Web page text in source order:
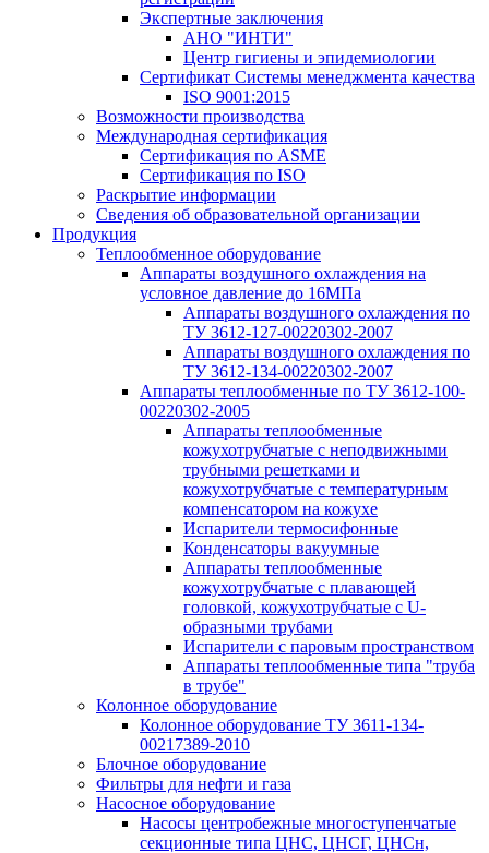
Экспертные заключения
АНО "ИНТИ"
Центр гигиены и эпидемиологии
Сертификат Системы менеджмента качества
ISO 9001:2015
Возможности производства
Международная сертификация
Сертификация по ASME
Сертификация по ISO
Раскрытие информации
Сведения об образовательной организации
Продукция
Теплообменное оборудование
Аппараты воздушного охлаждения на
условное давление до 16МПа
Аппараты воздушного охлаждения по
ТУ 3612-127-00220302-2007
Аппараты воздушного охлаждения по
ТУ 3612-134-00220302-2007
Аппараты теплообменные по ТУ 3612-100-
00220302-2005
Аппараты теплообменные
кожухотрубчатые с неподвижными
трубными решетками и
кожухотрубчатые с температурным
компенсатором на кожухе
Испарители термосифонные
Конденсаторы вакуумные
Аппараты теплообменные
кожухотрубчатые с плавающей
головкой, кожухотрубчатые с U-
образными трубами
Испарители с паровым пространством
Аппараты теплообменные типа "труба
в трубе"
Колонное оборудование
Колонное оборудование ТУ 3611-134-
00217389-2010
Блочное оборудование
Фильтры для нефти и газа
Насосное оборудование
Насосы центробежные многоступенчатые
секционные типа ЦНС, ЦНСГ, ЦНСн,